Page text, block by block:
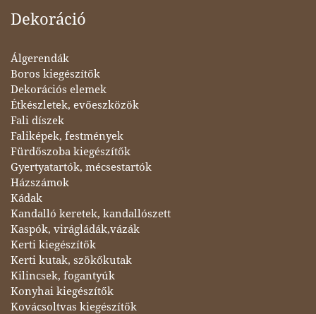
Dekoráció
Álgerendák
Boros kiegészítők
Dekorációs elemek
Étkészletek, evőeszközök
Fali díszek
Faliképek, festmények
Fürdőszoba kiegészítők
Gyertyatartók, mécsestartók
Házszámok
Kádak
Kandalló keretek, kandallószett
Kaspók, virágládák,vázák
Kerti kiegészítők
Kerti kutak, szökőkutak
Kilincsek, fogantyúk
Konyhai kiegészítők
Kovácsoltvas kiegészítők